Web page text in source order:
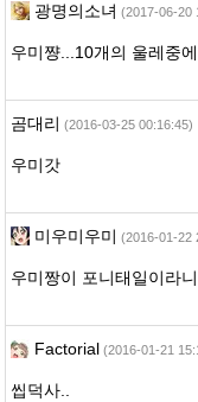
광명의소녀 (2017-06-20
우미쨩...10개의 울레중
곰대리 (2016-03-25 00:16:45)
우미갓
미우미우미 (2016-01-22
우미짱이 포니태일이라
Factorial (2016-01-21
씹덕사..